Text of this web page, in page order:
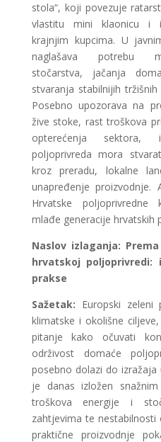
stola“, koji povezuje
vlastitu mini klaonicu i
krajnjim kupcima. U
naglašava potrebu
stočarstva, jačanja
stvaranja stabilnijih
Posebno upozorava na
žive stoke, rast troškova
opterećenja sektora,
poljoprivreda mora
kroz preradu, lokalne
unapređenje
Hrvatske
mlađe generacije hrvatskih
Naslov izlaganja:
hrvatskoj
prakse
Sažetak: Europski zeleni
klimatske i okolišne
pitanje kako očuvati
održivost domaće
posebno dolazi do
je danas izložen
troškova energije i
zahtjevima te
praktične proizvodnje